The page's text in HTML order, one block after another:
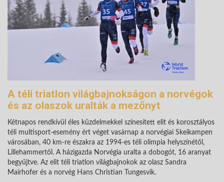
A téli triatlon világbajnokságon a norvégok
és az olaszok uralták a mezőnyt
Kétnapos rendkívül éles küzdelmekkel színesített elit és korosztályos
téli multisport-esemény ért véget vasárnap a norvégiai Skeikampen
városában, 40 km-re északra az 1994-es téli olimpia helyszínétől,
Lillehammertől. A házigazda Norvégia uralta a dobogót, 16 aranyat
begyűjtve. Az elit téli triatlon világbajnokok az olasz Sandra
Mairhofer és a norvég Hans Christian Tungesvik.